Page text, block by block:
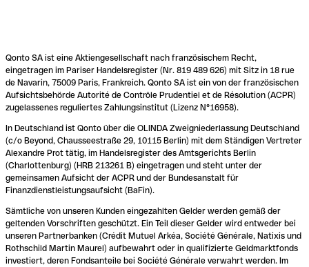
Qonto SA ist eine Aktiengesellschaft nach französischem Recht,
eingetragen im Pariser Handelsregister (Nr. 819 489 626) mit Sitz in 18 rue
de Navarin, 75009 Paris, Frankreich. Qonto SA ist ein von der französischen
Aufsichtsbehörde Autorité de Contrôle Prudentiel et de Résolution (ACPR)
zugelassenes reguliertes Zahlungsinstitut (Lizenz N°16958).
In Deutschland ist Qonto über die OLINDA Zweigniederlassung Deutschland
(c/o Beyond, Chausseestraße 29, 10115 Berlin) mit dem Ständigen Vertreter
Alexandre Prot tätig, im Handelsregister des Amtsgerichts Berlin
(Charlottenburg) (HRB 213261 B) eingetragen und steht unter der
gemeinsamen Aufsicht der ACPR und der Bundesanstalt für
Finanzdienstleistungsaufsicht (BaFin).
Sämtliche von unseren Kunden eingezahlten Gelder werden gemäß der
geltenden Vorschriften geschützt. Ein Teil dieser Gelder wird entweder bei
unseren Partnerbanken (Crédit Mutuel Arkéa, Société Générale, Natixis und
Rothschild Martin Maurel) aufbewahrt oder in qualifizierte Geldmarktfonds
investiert, deren Fondsanteile bei Société Générale verwahrt werden. Im